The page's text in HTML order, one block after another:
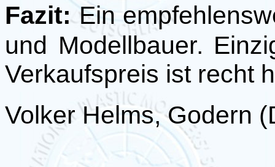
Fazit:Ein
und Modellbauer.
Verkaufspreis ist recht
Volker Helms, Godern